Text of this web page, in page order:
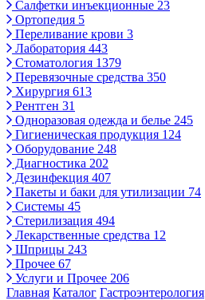
Салфетки инъекционные 23
Ортопедия 5
Переливание крови 3
Лаборатория 443
Стоматология 1379
Перевязочные средства 350
Хирургия 613
Рентген 31
Одноразовая одежда и белье 245
Гигиеническая продукция 124
Оборудование 248
Диагностика 202
Дезинфекция 407
Пакеты и баки для утилизации 74
Системы 45
Стерилизация 494
Лекарственные средства 12
Шприцы 243
Прочее 67
Услуги и Прочее 206
Главная Каталог Гастроэнтерология